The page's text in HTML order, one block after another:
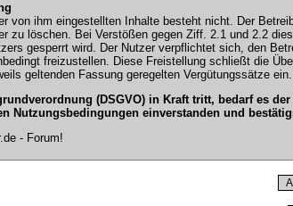
von ihm eingestellten Inhalte besteht nicht. Der
zu löschen. Bei Verstößen gegen Ziff. 2.1 und 2.2
gesperrt wird. Der Nutzer verpflichtet sich, den
freizustellen. Diese Freistellung schließt die
geltenden Fassung geregelten Vergütungssätze ein.
(DSGVO) in Kraft tritt, bedarf es
Nutzungsbedingungen einverstanden und
- Forum!